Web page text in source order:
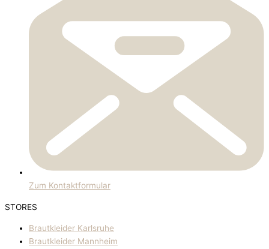
Zum Kontaktformular
STORES
Brautkleider Karlsruhe
Brautkleider Mannheim